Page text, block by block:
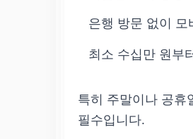
은행 방문 없이 모
최소 수십만 원부
특히 주말이나 공휴
필수입니다.